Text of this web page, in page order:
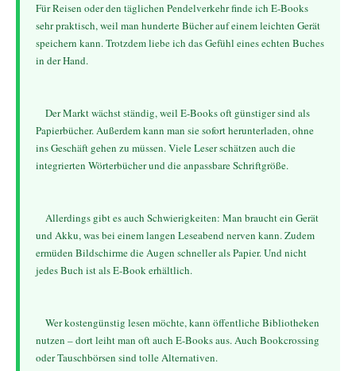
Für Reisen oder den täglichen Pendelverkehr finde ich E-Books
sehr praktisch, weil man hunderte Bücher auf einem leichten Gerät
speichern kann. Trotzdem liebe ich das Gefühl eines echten Buches
in der Hand.
Papierbücher. Außerdem kann man sie sofort herunterladen, ohne
ins Geschäft gehen zu müssen. Viele Leser schätzen auch die
integrierten Wörterbücher und die anpassbare Schriftgröße.
und Akku, was bei einem langen Leseabend nerven kann. Zudem
ermüden Bildschirme die Augen schneller als Papier. Und nicht
jedes Buch ist als E-Book erhältlich.
nutzen – dort leiht man oft auch E-Books aus. Auch Bookcrossing
oder Tauschbörsen sind tolle Alternativen.